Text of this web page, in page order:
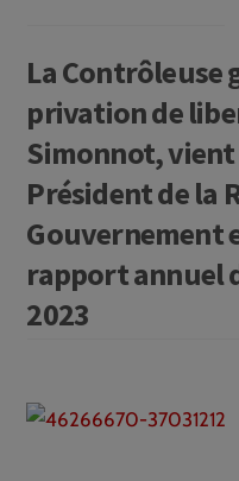
La Contrôleuse
privation de
Simonnot,
Président de la
Gouvernement
rapport annuel
2023